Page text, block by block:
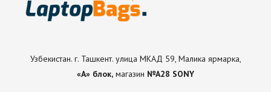
Узбекистан. г. Ташкент. улица МКАД 59, Малика ярмарка,
«А» блок, магазин №А28 SONY